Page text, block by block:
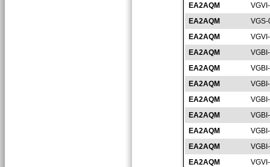
EA2AQM
EA2AQM
EA2AQM
EA2AQM
EA2AQM
EA2AQM
EA2AQM
EA2AQM
EA2AQM
EA2AQM
EA2AQM